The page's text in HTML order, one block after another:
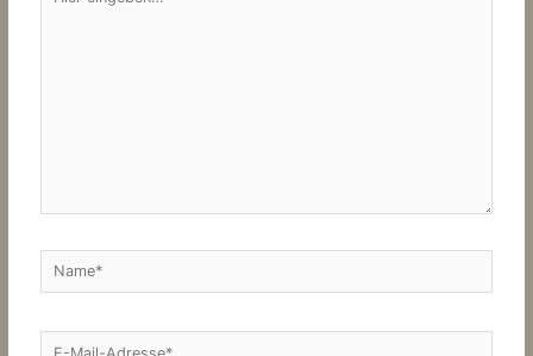
eingeben…
Name*
E-